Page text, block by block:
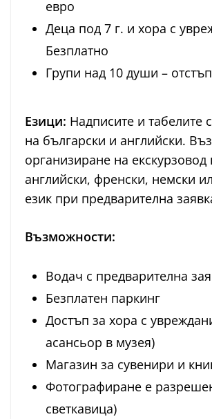
евро
Деца под 7 г. и хора с
Безплатно
Групи над 10 души –
Езици: Надписите и табелите
на български и английски.
организиране на екскурзовод
английски, френски, немски
език при предварителна
Възможности:
Водач с предварителна
Безплатен паркинг
Достъп за хора с
асансьор в музея)
Магазин за сувенири и
Фотографиране е
светкавица)